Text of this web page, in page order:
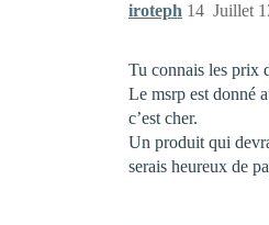
iroteph Juillet
14
Tu connais les prix
Le msrp est donné
c’est cher.
Un produit qui
serais heureux de